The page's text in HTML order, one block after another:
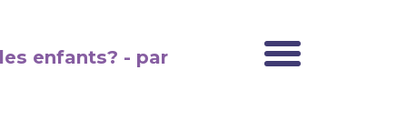
enfants? - par